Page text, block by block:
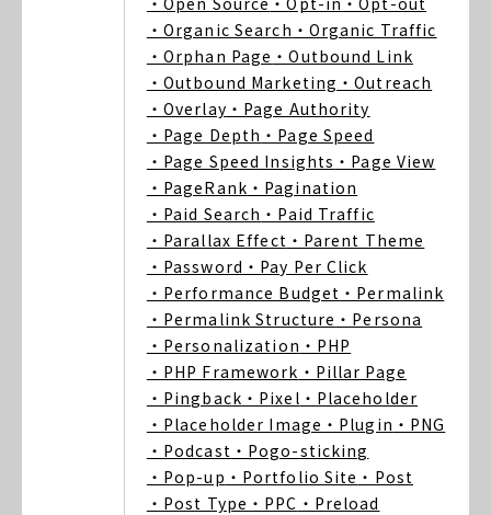
・Organic Search ・Organic Traffic
・Orphan Page ・Outbound Link
・Outbound Marketing ・Outreach
・Overlay ・Page Authority
・Page Depth ・Page Speed
・Page Speed Insights ・Page View
・PageRank ・Pagination
・Paid Search ・Paid Traffic
・Parallax Effect ・Parent Theme
・Password ・Pay Per Click
・Performance Budget ・Permalink
・Permalink Structure ・Persona
・Personalization ・PHP
・PHP Framework ・Pillar Page
・Pingback ・Pixel ・Placeholder
・Placeholder Image ・Plugin ・PNG
・Podcast ・Pogo-sticking
・Pop-up ・Portfolio Site ・Post
・Post Type ・PPC ・Preload